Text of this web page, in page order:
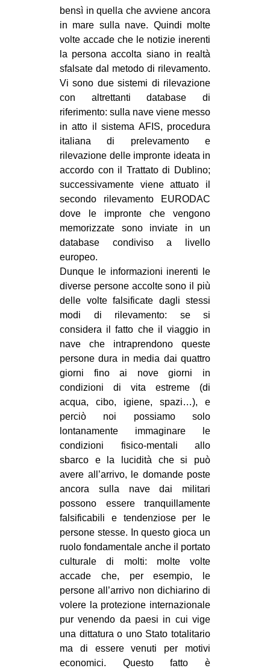
bensì in quella che avviene ancora
in mare sulla nave. Quindi molte
volte accade che le notizie inerenti
la persona accolta siano in realtà
sfalsate dal metodo di rilevamento.
Vi sono due sistemi di rilevazione
con altrettanti database di
riferimento: sulla nave viene messo
in atto il sistema AFIS, procedura
italiana di prelevamento e
rilevazione delle impronte ideata in
accordo con il Trattato di Dublino;
successivamente viene attuato il
secondo rilevamento EURODAC
dove le impronte che vengono
memorizzate sono inviate in un
database condiviso a livello
europeo.
Dunque le informazioni inerenti le
diverse persone accolte sono il più
delle volte falsificate dagli stessi
modi di rilevamento: se si
considera il fatto che il viaggio in
nave che intraprendono queste
persone dura in media dai quattro
giorni fino ai nove giorni in
condizioni di vita estreme (di
acqua, cibo, igiene, spazi…), e
perciò noi possiamo solo
lontanamente immaginare le
condizioni fisico-mentali allo
sbarco e la lucidità che si può
avere all’arrivo, le domande poste
ancora sulla nave dai militari
possono essere tranquillamente
falsificabili e tendenziose per le
persone stesse. In questo gioca un
ruolo fondamentale anche il portato
culturale di molti: molte volte
accade che, per esempio, le
persone all’arrivo non dichiarino di
volere la protezione internazionale
pur venendo da paesi in cui vige
una dittatura o uno Stato totalitario
ma di essere venuti per motivi
economici. Questo fatto è